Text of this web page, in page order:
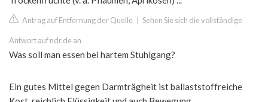
Antrag auf Entfernung der Quelle Sehen Sie sich die vollständige
Antwort auf ndr.de an
Was soll man essen bei hartem Stuhlgang?
Ein gutes Mittel gegen Darmträgheit ist ballaststoffreiche